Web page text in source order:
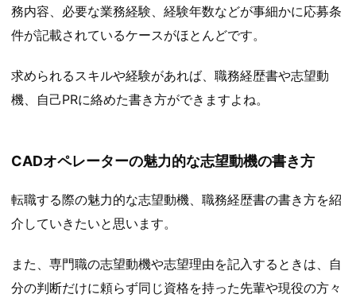
務内容、必要な業務経験、経験年数などが事細かに応募条
件が記載されているケースがほとんどです。
求められるスキルや経験があれば、職務経歴書や志望動
機、自己PRに絡めた書き方ができますよね。
CADオペレーターの魅力的な志望動機の書き方
転職する際の魅力的な志望動機、職務経歴書の書き方を紹
介していきたいと思います。
また、専門職の志望動機や志望理由を記入するときは、自
分の判断だけに頼らず同じ資格を持った先輩や現役の方々